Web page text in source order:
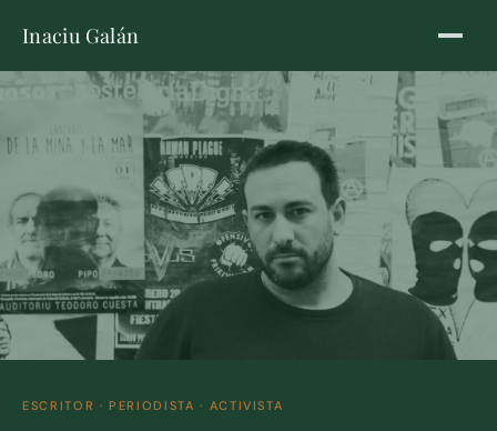
Inaciu Galán
ESCRITOR · PERIODISTA · ACTIVISTA